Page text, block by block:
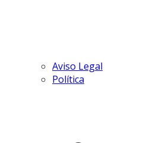
Aviso Legal
Política